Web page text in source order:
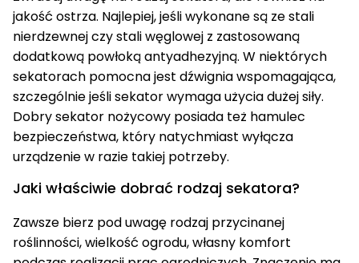
jakość ostrza. Najlepiej, jeśli wykonane są ze stali
nierdzewnej czy stali węglowej z zastosowaną
dodatkową powłoką antyadhezyjną. W niektórych
sekatorach pomocna jest dźwignia wspomagająca,
szczególnie jeśli sekator wymaga użycia dużej siły.
Dobry sekator nożycowy posiada też hamulec
bezpieczeństwa, który natychmiast wyłącza
urządzenie w razie takiej potrzeby.
Jaki właściwie dobrać rodzaj sekatora?
Zawsze bierz pod uwagę rodzaj przycinanej
roślinności, wielkość ogrodu, własny komfort